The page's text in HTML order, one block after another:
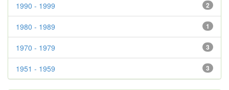
2
1990 - 1999
1
1980 - 1989
3
1970 - 1979
3
1951 - 1959